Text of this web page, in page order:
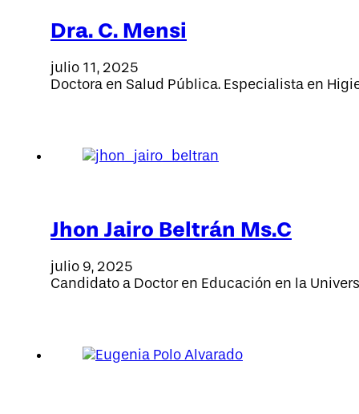
Dra. C. Mensi
julio 11, 2025
Doctora en Salud Pública. Especialista en
Jhon Jairo Beltrán Ms.C
julio 9, 2025
Candidato a Doctor en Educación en la